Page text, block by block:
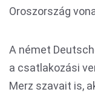
Oroszország
A német
a csatlakozási
Merz szavait is,